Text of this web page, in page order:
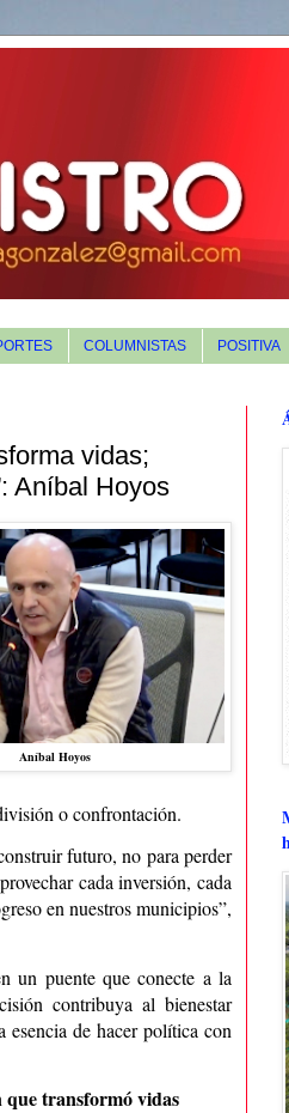
COLUMNISTAS POSITIVA
vidas;
Aníbal Hoyos
Aníbal Hoyos
o confrontación.
futuro, no para perder
cada inversión, cada
en nuestros municipios”,
un puente que conecte a la
contribuya al bienestar
esencia de hacer política con
que transformó vidas